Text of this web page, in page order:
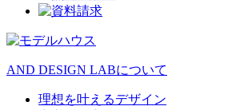
AND DESIGN LABについて
理想を叶えるデザイン